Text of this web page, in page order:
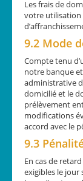
Les frais de
votre utilisation
9.2 Mode
Compte tenu
notre banque
administrative
domicilié et le
prélèvement
modifications
accord avec le
9.3
En cas de
exigibles le jour